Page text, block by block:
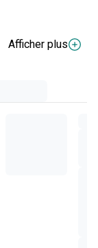
Afficher plus
marin et